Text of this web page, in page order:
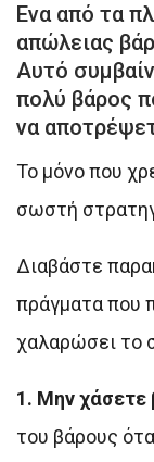
Ενα από τα
απώλειας
Αυτό
πολύ βάρος
να
Το μόνο που
σωστή
Διαβάστε
πράγματα που
χαλαρώσει το
1. Μην χάσετε
του βάρους